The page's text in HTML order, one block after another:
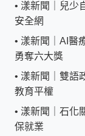
• 漾新聞｜兒少
安全網
• 漾新聞｜AI醫
勇奪六大獎
• 漾新聞｜雙語
教育平權
• 漾新聞｜石化
保就業